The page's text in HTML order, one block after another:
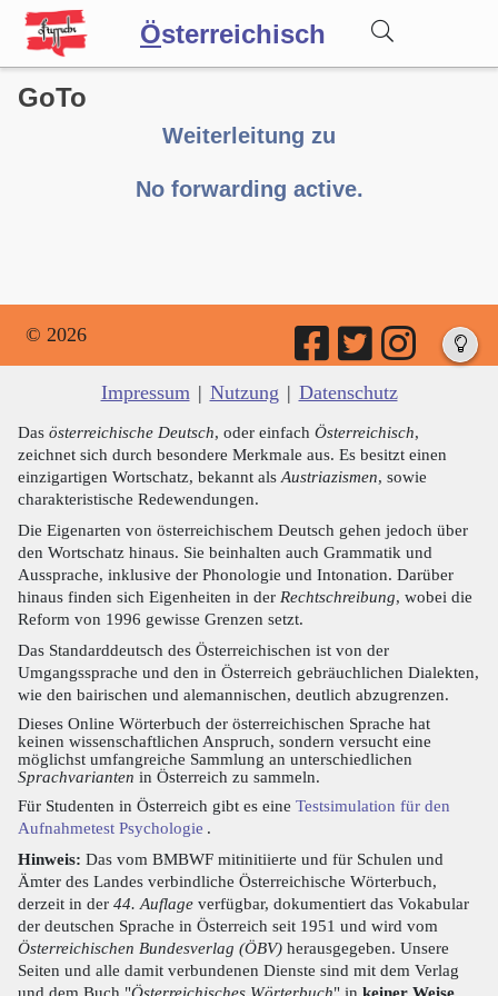
Österreichisch
Wörterbuch
GoTo
Weiterleitung zu
No forwarding active.
© 2026
Impressum | Nutzung | Datenschutz
Das österreichische Deutsch, oder einfach Österreichisch,
zeichnet sich durch besondere Merkmale aus. Es besitzt einen
einzigartigen Wortschatz, bekannt als Austriazismen, sowie
charakteristische Redewendungen.
Die Eigenarten von österreichischem Deutsch gehen jedoch über
den Wortschatz hinaus. Sie beinhalten auch Grammatik und
Aussprache, inklusive der Phonologie und Intonation. Darüber
hinaus finden sich Eigenheiten in der Rechtschreibung, wobei die
Reform von 1996 gewisse Grenzen setzt.
Das Standarddeutsch des Österreichischen ist von der
Umgangssprache und den in Österreich gebräuchlichen Dialekten,
wie den bairischen und alemannischen, deutlich abzugrenzen.
Dieses Online Wörterbuch der österreichischen Sprache hat
keinen wissenschaftlichen Anspruch, sondern versucht eine
möglichst umfangreiche Sammlung an unterschiedlichen
Sprachvarianten in Österreich zu sammeln.
Für Studenten in Österreich gibt es eine Testsimulation für den
Aufnahmetest Psychologie .
Hinweis: Das vom BMBWF mitinitiierte und für Schulen und
Ämter des Landes verbindliche Österreichische Wörterbuch,
derzeit in der 44. Auflage verfügbar, dokumentiert das Vokabular
der deutschen Sprache in Österreich seit 1951 und wird vom
Österreichischen Bundesverlag (ÖBV) herausgegeben. Unsere
Seiten und alle damit verbundenen Dienste sind mit dem Verlag
und dem Buch "Österreichisches Wörterbuch" in keiner Weise